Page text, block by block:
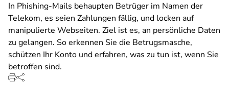
In Phishing-Mails behaupten Betrüger im Namen der
Telekom, es seien Zahlungen fällig, und locken auf
manipulierte Webseiten. Ziel ist es, an persönliche Daten
zu gelangen. So erkennen Sie die Betrugsmasche,
schützen Ihr Konto und erfahren, was zu tun ist, wenn Sie
betroffen sind.